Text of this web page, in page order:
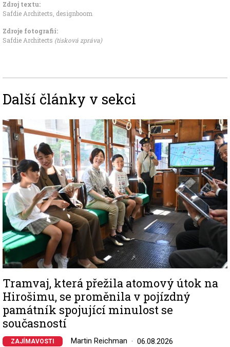
Zdroj textu:
Safdie Architects designboom
Zdroje fotografii:
Safdie Architects (tisková zpráva)
Další články v sekci
Image
Tramvaj, která přežila atomový útok na
Hirošimu, se proměnila v pojízdný
památník spojující minulost se
současností
ZAJÍMAVOSTI Martin Reichman 06.08.2026